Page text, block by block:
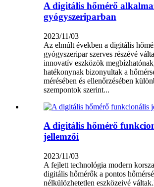
A digitális hőmérő
gyógyszeriparban
2023/11/03
Az elmúlt években a digitális
gyógyszeripar szerves részévé
innovatív eszközök
hatékonynak bizonyultak a
mérésében és ellenőrzésében
szempontok szerint...
A digitális hőmérő
jellemzői
2023/11/03
A fejlett technológia modern
digitális hőmérők a pontos
nélkülözhetetlen eszközeivé